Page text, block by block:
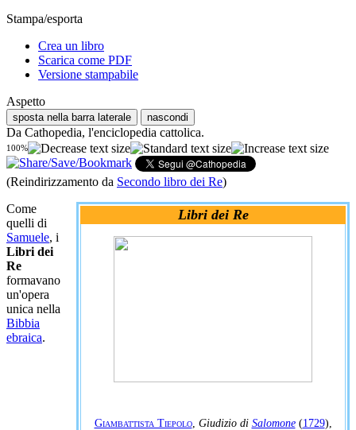
Stampa/esporta
Crea un libro
Scarica come PDF
Versione stampabile
Aspetto
sposta nella barra laterale nascondi
Da Cathopedia, l'enciclopedia cattolica.
100%
(Reindirizzamento da Secondo libro dei Re)
Libri dei Re
Giambattista Tiepolo, Giudizio di Salomone(1729),
Come
quelli di
Samuele, i
Libri dei
Re
formavano
un'opera
unica nella
Bibbia
ebraica.